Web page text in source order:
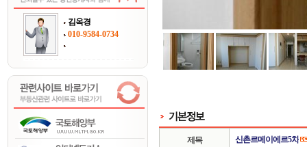
김옥경
010-9584-0734
제목 신촌르메이에르5차